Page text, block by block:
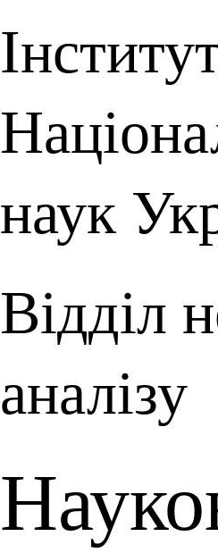
наук
Відділ
аналізу